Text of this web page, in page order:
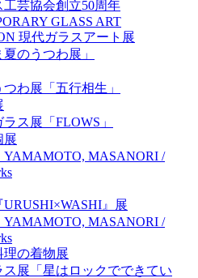
工芸協会創立50周年
GLASS ART
現代ガラスアート展
のうつわ展」
わ展「五行相生」
ス展「FLOWS」
展
YAMAMOTO, MASANORI /
』展
YAMAMOTO, MASANORI /
の着物展
ス展「星はロックでできてい